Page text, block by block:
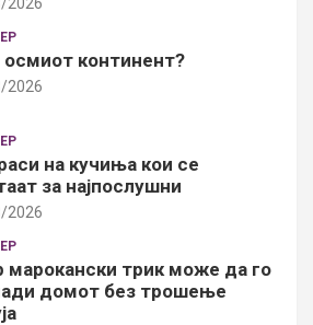
осмиот континент?
2026
на кучиња кои се
за најпослушни
2026
марокански трик може да го
домот без трошење